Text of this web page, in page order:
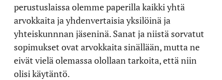
perustuslaissa olemme paperilla kaikki yhtä
arvokkaita ja yhdenvertaisia yksilöinä ja
yhteiskunnnan jäseninä. Sanat ja niistä sorvatut
sopimukset ovat arvokkaita sinällään, mutta ne
eivät vielä olemassa olollaan tarkoita, että niin
olisi käytäntö.